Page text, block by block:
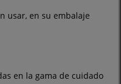
usar, en su embalaje
en la gama de cuidado